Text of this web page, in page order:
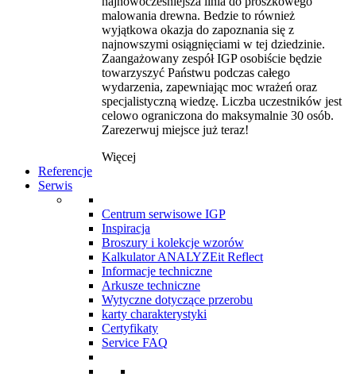
malowania drewna. Bedzie to również
wyjątkowa okazja do zapoznania się z
najnowszymi osiągnięciami w tej dziedzinie.
Zaangażowany zespół IGP osobiście będzie
towarzyszyć Państwu podczas całego
wydarzenia, zapewniając moc wrażeń oraz
specjalistyczną wiedzę. Liczba uczestników jest
celowo ograniczona do maksymalnie 30 osób.
Zarezerwuj miejsce już teraz!
Więcej
Referencje
Serwis
Centrum serwisowe IGP
Inspiracja
Broszury i kolekcje wzorów
Kalkulator ANALYZEit Reflect
Informacje techniczne
Arkusze techniczne
Wytyczne dotyczące przerobu
karty charakterystyki
Certyfikaty
Service FAQ